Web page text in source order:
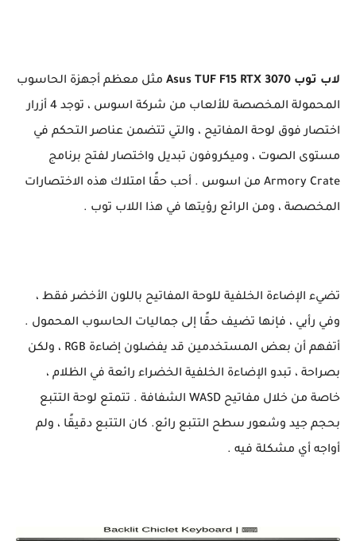
لاب توب Asus TUF F15 RTX 3070
مثل معظم أجهزة الحاسوب
المحمولة المخصصة للألعاب من شركة اسوس ، توجد 4 أزرار
اختصار فوق لوحة المفاتيح ، والتي تتضمن عناصر التحكم في
مستوى الصوت ، وميكروفون تبديل واختصار لفتح برنامج
Armory Crate من اسوس . أحب حقًا امتلاك هذه الاختصارات
المخصصة ، ومن الرائع رؤيتها في هذا اللاب توب .
تضيء الإضاءة الخلفية للوحة المفاتيح باللون الأخضر فقط ،
وفي رأيي ، فإنها تضيف حقًا إلى جماليات الحاسوب المحمول .
أتفهم أن بعض المستخدمين قد يفضلون إضاءة RGB ، ولكن
بصراحة ، تبدو الإضاءة الخلفية الخضراء رائعة في الظلام ،
خاصة من خلال مفاتيح WASD الشفافة . تتمتع لوحة التتبع
بحجم جيد وشعور سطح التتبع رائع. كان التتبع دقيقًا ، ولم
أواجه أي مشكلة فيه .